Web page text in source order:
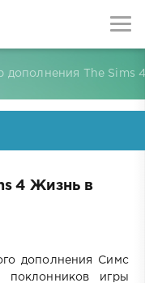
дополнения The Sims
4 Жизнь в
дополнения Симс
поклонников игры